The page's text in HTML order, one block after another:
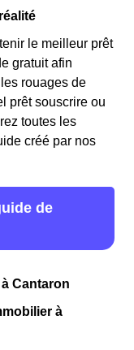
le meilleur prêt
gratuit afin
rouages de
prêt souscrire ou
toutes les
créé par nos
de
Cantaron
à